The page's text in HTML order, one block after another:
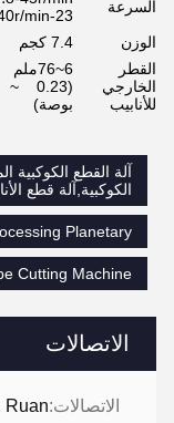
الاتصالات
الاتصالات:Ruan
السرعة
23-140r/min
الوزن
7.4 كجم
القطر
الخارجي
للأنابيب
6~76ملم
بوصة)
الكوكبية,آلة قطع الأنابيب
Planetary
Cutting Machine